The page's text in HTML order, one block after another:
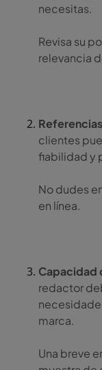
necesitas.
Revisa su
relevancia
clientes
fiabilidad y
No dudes
en línea.
Capacidad
redactor
marca.
Una breve